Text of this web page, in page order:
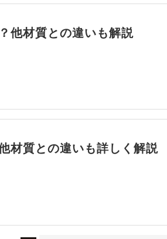
他材質との違いも解説
材質との違いも詳しく解説